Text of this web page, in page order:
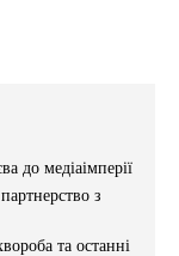
до медіаімперії
з
та останні